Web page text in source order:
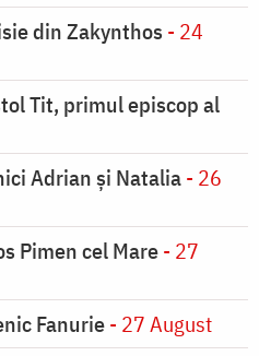
din Zakynthos - 24
Tit, primul episcop al
Adrian și Natalia- 26
Pimen cel Mare- 27
Fanurie- 27 August